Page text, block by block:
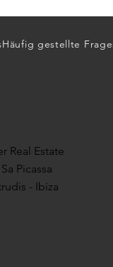
Häufig gestellte
Real Estate
Picassa
- Ibiza